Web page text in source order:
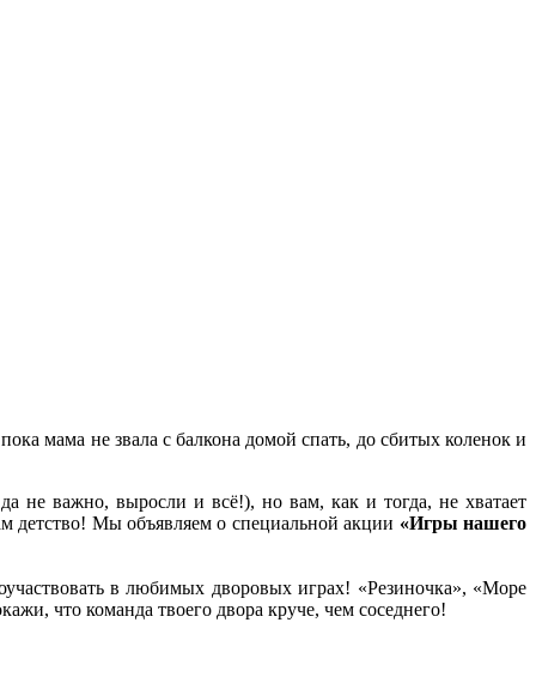
мама не звала с балкона домой спать, до сбитых коленок и
не важно, выросли и всё!), но вам, как и тогда, не хватает
детство! Мы объявляем о специальной акции «Игры нашего
в любимых дворовых играх! «Резиночка», «Море
что команда твоего двора круче, чем соседнего!